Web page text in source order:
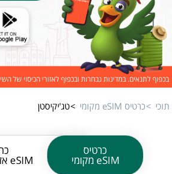
בכפוף לתנאים. במדינות נבחרות ובכפוף לאזורי הכיסוי של
תוכי כרטיס eSIM מקומי טג'יקיסטן
כרטיס
eSIM מקומי eSIM אזורי וגלובלי